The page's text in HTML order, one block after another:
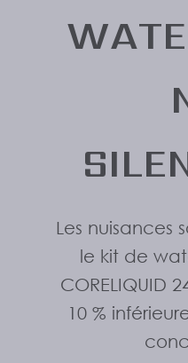
Les nuisances
le kit de
CORELIQUID
10 %